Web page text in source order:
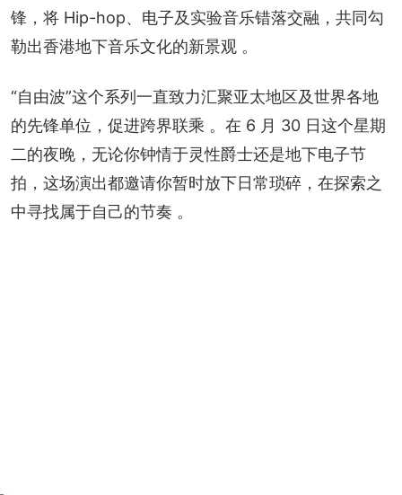
锋，将 Hip-hop、电子及实验音乐错落交融，共同勾
勒出香港地下音乐文化的新景观 。
“自由波”这个系列一直致力汇聚亚太地区及世界各地
的先锋单位，促进跨界联乘 。在 6 月 30 日这个星期
二的夜晚，无论你钟情于灵性爵士还是地下电子节
拍，这场演出都邀请你暂时放下日常琐碎，在探索之
中寻找属于自己的节奏 。